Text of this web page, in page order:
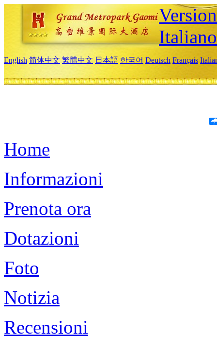
Italiano
English 简体中文 繁體中文 日本語 한국어 Deutsch Français
Home
Informazioni
Prenota ora
Dotazioni
Foto
Notizia
Recensioni